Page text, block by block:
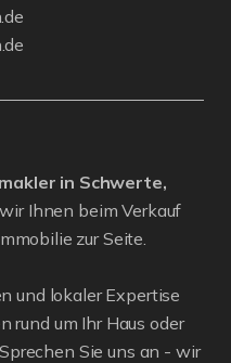
in Schwerte,
Ihnen beim Verkauf
zur Seite.
und lokaler Expertise
rund um Ihr Haus oder
Sie uns an - wir